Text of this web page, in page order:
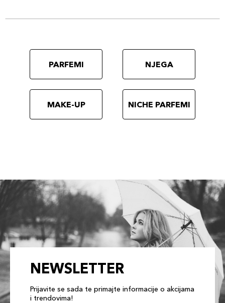
PARFEMI NJEGA
MAKE-UP NICHE PARFEMI
NEWSLETTER
Prijavite se sada te primajte informacije o akcijama
i trendovima!